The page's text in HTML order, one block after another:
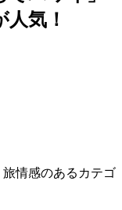
気！